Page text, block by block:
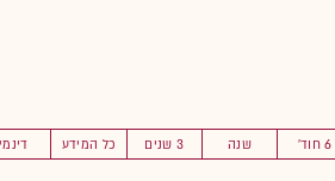
6 חוד' שנה 3 שנים כל המידע דינמי